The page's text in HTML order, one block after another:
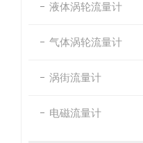
液体涡轮流量计
气体涡轮流量计
涡街流量计
电磁流量计